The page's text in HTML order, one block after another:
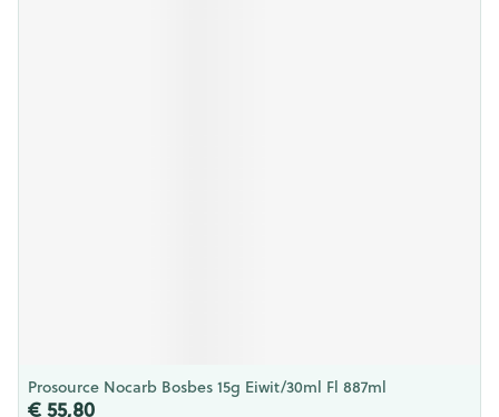
Prosource Nocarb Bosbes 15g Eiwit/30ml Fl 887ml
€ 55,80